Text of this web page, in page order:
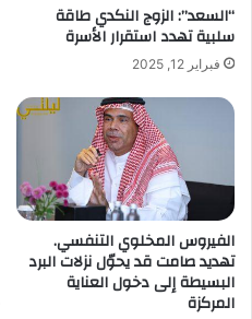
“السعد”: الزوج النكدي طاقة
سلبية تهدد استقرار الأسرة
فبراير 12, 2025
الفيروس المخلوي التنفسي.
تهديد صامت قد يحوّل نزلات البرد
البسيطة إلى دخول العناية
المركزة